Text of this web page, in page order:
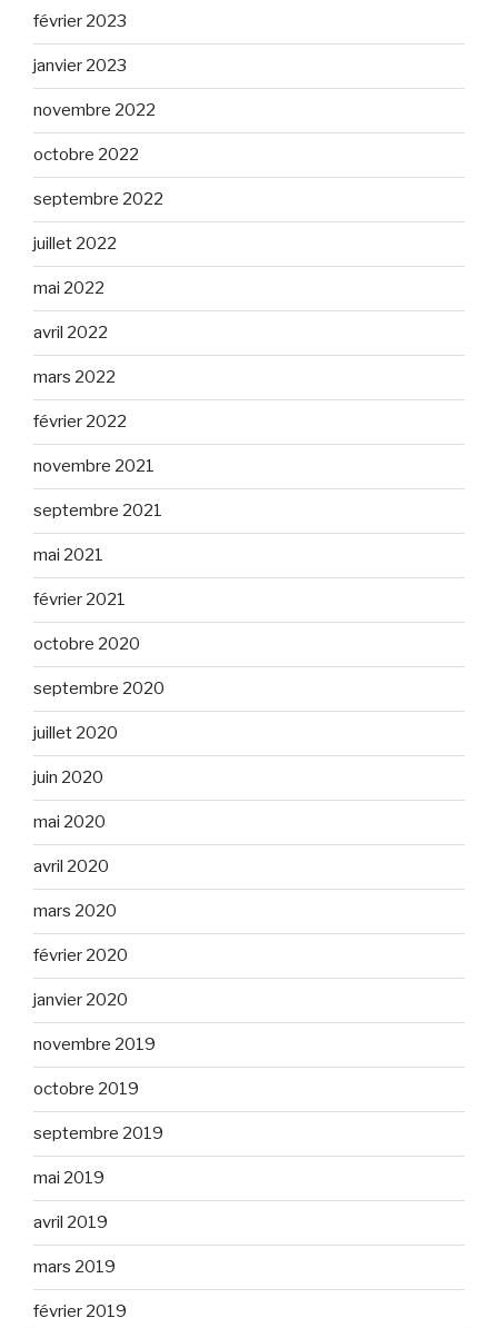
février 2023
janvier 2023
novembre 2022
octobre 2022
septembre 2022
juillet 2022
mai 2022
avril 2022
mars 2022
février 2022
novembre 2021
septembre 2021
mai 2021
février 2021
octobre 2020
septembre 2020
juillet 2020
juin 2020
mai 2020
avril 2020
mars 2020
février 2020
janvier 2020
novembre 2019
octobre 2019
septembre 2019
mai 2019
avril 2019
mars 2019
février 2019